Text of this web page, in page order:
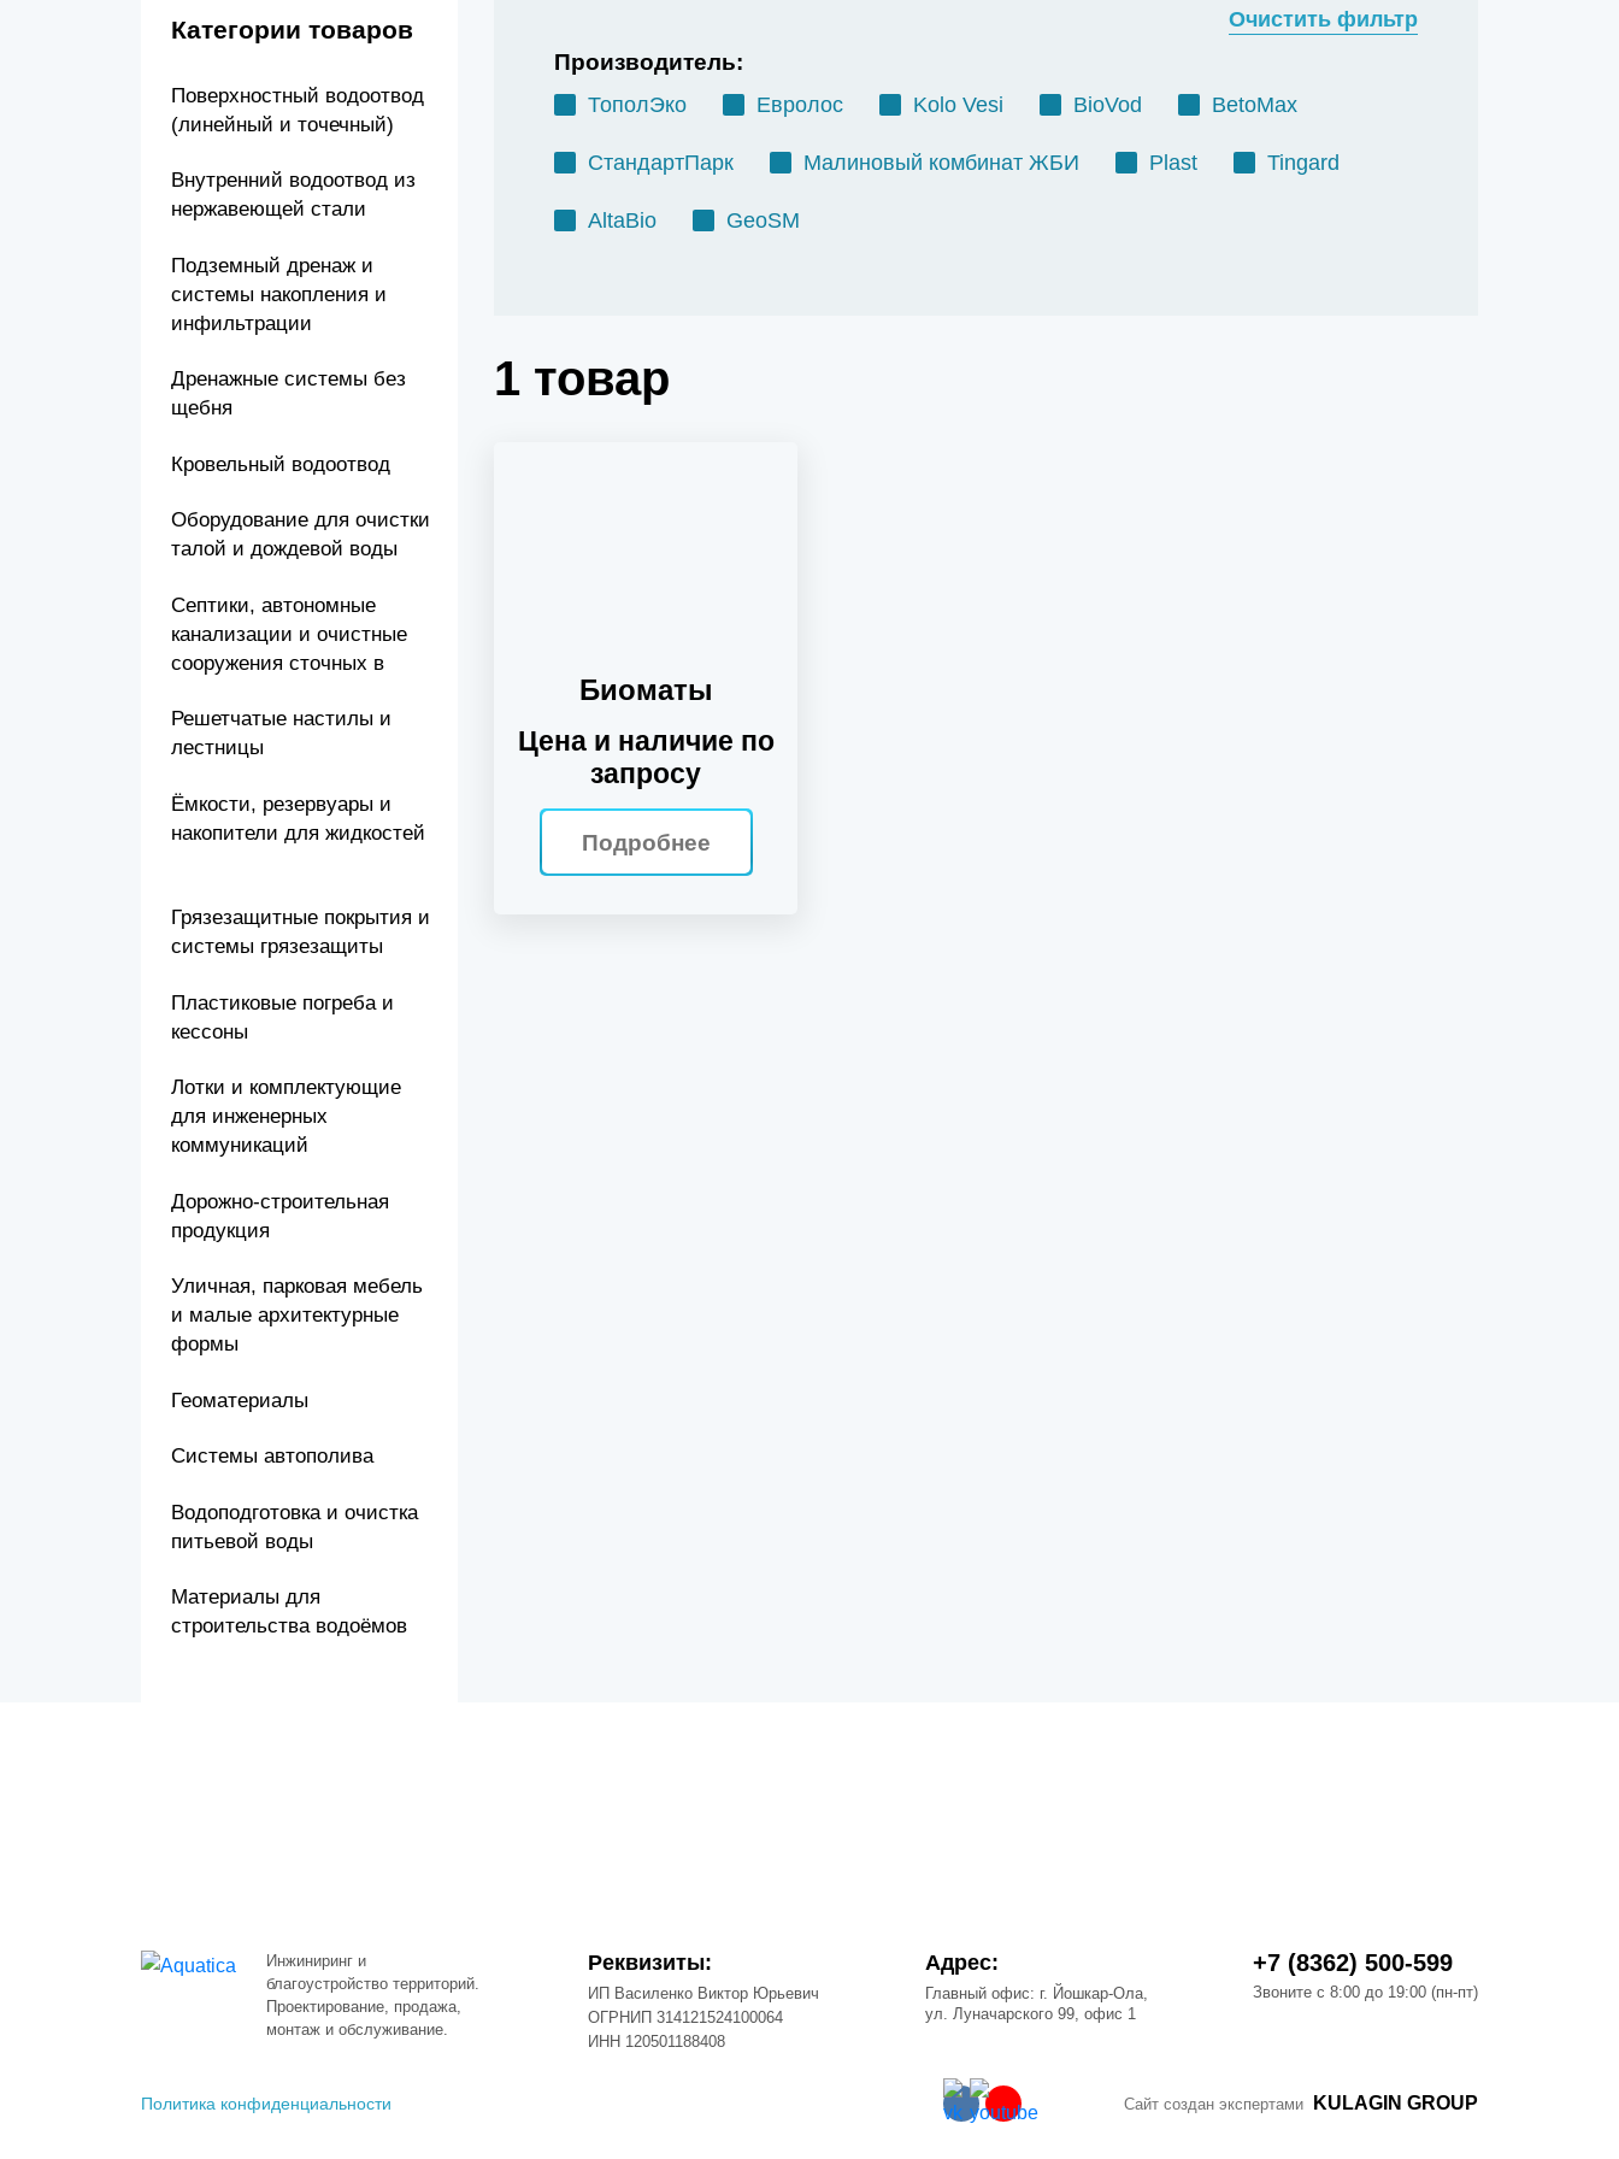
Канализационные насосные станции (КНС)
Категории товаров
Поверхностный водоотвод
(линейный и точечный)
Внутренний водоотвод из
нержавеющей стали
Подземный дренаж и
системы накопления и
инфильтрации
Дренажные системы без
щебня
Кровельный водоотвод
Оборудование для очистки
талой и дождевой воды
Септики, автономные
канализации и очистные
сооружения сточных в
Решетчатые настилы и
лестницы
Ёмкости, резервуары и
накопители для жидкостей
Грязезащитные покрытия и
системы грязезащиты
Пластиковые погреба и
кессоны
Лотки и комплектующие
для инженерных
коммуникаций
Дорожно-строительная
продукция
Уличная, парковая мебель
и малые архитектурные
формы
Геоматериалы
Системы автополива
Водоподготовка и очистка
питьевой воды
Материалы для
строительства водоёмов
Производитель:
ТополЭко Евролос Kolo Vesi BioVod BetoMax
СтандартПарк Малиновый комбинат ЖБИ Plast Tingard
AltaBio GeoSM
Очистить фильтр
1 товар
Биоматы
Цена и наличие по
запросу
Подробнее
Инжиниринг и
благоустройство территорий.
Проектирование, продажа,
монтаж и обслуживание.
Реквизиты:
ИП Василенко Виктор Юрьевич
ОГРНИП 314121524100064
ИНН 120501188408
Адрес:
Главный офис: г. Йошкар-Ола,
ул. Луначарского 99, офис 1
+7 (8362) 500-599
Звоните с 8:00 до 19:00 (пн-пт)
Политика конфиденциальности Сайт создан экспертами KULAGIN GROUP